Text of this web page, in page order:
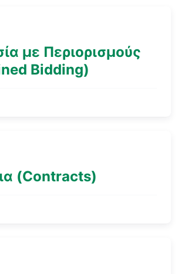
με Περιορισμούς
Bidding)
(Contracts)